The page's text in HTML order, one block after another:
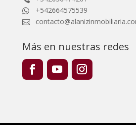
 +542664575539

Más en nuestras redes